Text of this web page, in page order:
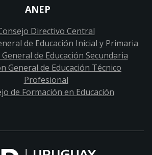
ANEP
Directivo Central
de Educación Inicial y Primaria
de Educación Secundaria
General de Educación Técnico
Profesional
de Formación en Educación